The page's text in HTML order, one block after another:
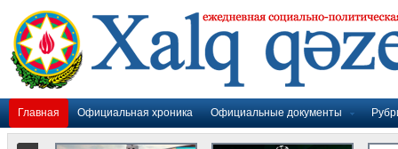
Главная Официальная хроника Официальные документы